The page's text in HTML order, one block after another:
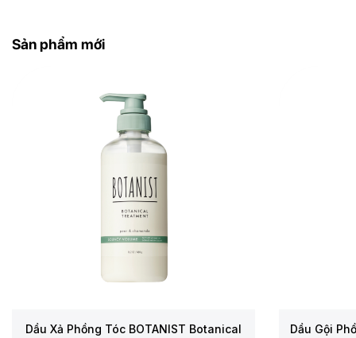
Sản phẩm mới
Dầu Xả Phồng Tóc BOTANIST Botanical
Dầu Gội